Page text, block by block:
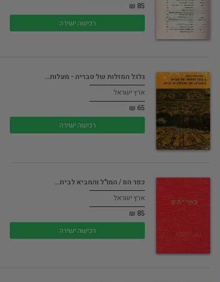
85 ₪
רכישה ישירה
גלגל המזלות של טבריה - מעלות…
ארץ ישראל
65 ₪
רכישה ישירה
כפר הס / המו"ל והמביא לבית…
ארץ ישראל
85 ₪
רכישה ישירה